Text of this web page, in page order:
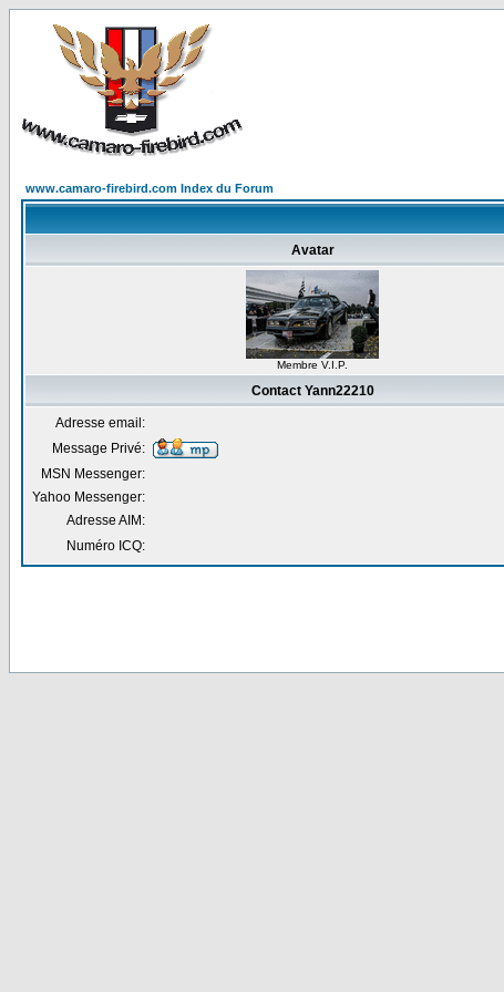
www.camaro-firebird.com Index du Forum
Avatar
Membre V.I.P.
Contact Yann22210
Adresse email:
Message Privé:
MSN Messenger:
Yahoo Messenger:
Adresse AIM:
Numéro ICQ: